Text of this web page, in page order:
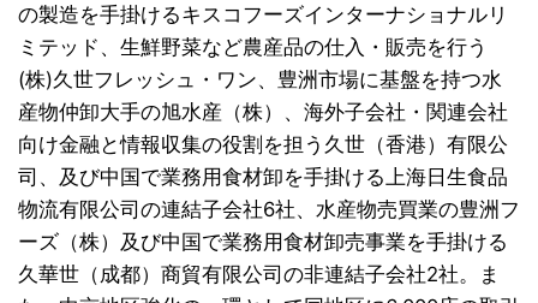
の製造を手掛けるキスコフーズインターナショナルリ
ミテッド、生鮮野菜など農産品の仕入・販売を行う
(株)久世フレッシュ・ワン、豊洲市場に基盤を持つ水
産物仲卸大手の旭水産（株）、海外子会社・関連会社
向け金融と情報収集の役割を担う久世（香港）有限公
司、及び中国で業務用食材卸を手掛ける上海日生食品
物流有限公司の連結子会社6社、水産物売買業の豊洲フ
ーズ（株）及び中国で業務用食材卸売事業を手掛ける
久華世（成都）商貿有限公司の非連結子会社2社。ま